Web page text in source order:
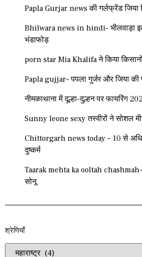
Papla Gurjar news की गर्लफ्रेंड
Bhilwara news in hindi- भीलवाड़ा
भंडाफोड़
porn star Mia Khalifa ने किया
Papla gujjar- पपला गुर्जर और जिया की
नीमकाथाना में दूल्हा-दुल्हन पर फायरिंग
Sunny leone sexy तस्वीरों ने सोशल
Chittorgarh news today – 10 से
दुष्कर्म
Taarak mehta ka ooltah
सोनू
श्रेणियाँ​​